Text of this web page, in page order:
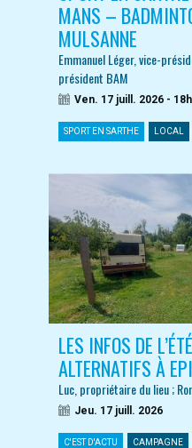
MANS –
MULSANNE
Emmanuel Léger, vice-
président BAM
Ven. 17 juill. 2026 -
SPORT EN SARTHE LOCAL
LES INFOS DE
ALTERNATIFS À
Luc, propriétaire du lieu ;
Jeu. 17 juill. 2026
C'EST D'ACTU CAMPAGNE